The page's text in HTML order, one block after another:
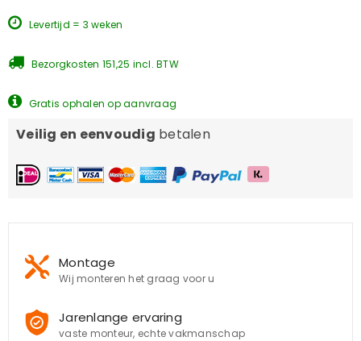
Levertijd = 3 weken
Bezorgkosten 151,25 incl. BTW
Gratis ophalen op aanvraag
Veilig en eenvoudig betalen
Montage
Wij monteren het graag voor u
Jarenlange ervaring
vaste monteur, echte vakmanschap